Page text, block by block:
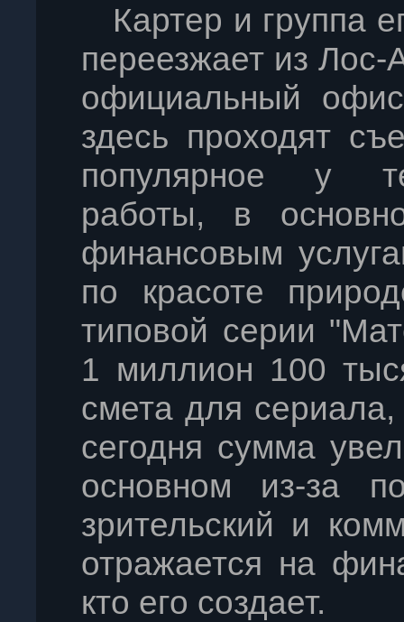
Картер и группа
переезжает из Лос-
официальный
здесь проходят
популярное у
работы, в
финансовым
по красоте
типовой серии
1 миллион 100
смета для
сегодня сумма
основном из-за
зрительский и
отражается на
кто его создает.